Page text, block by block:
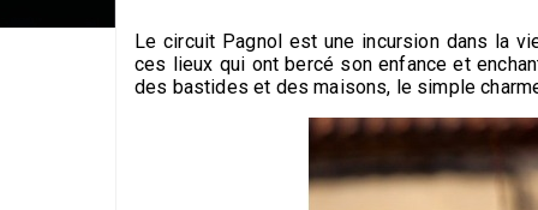
Le circuit Pagnol est une incursion dans la
ces lieux qui ont bercé son enfance et
des bastides et des maisons, le simple